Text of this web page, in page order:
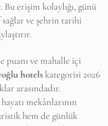
Bu erişim kolaylığı, günü
ve şehrin tarihi
puanı ve mahalle içi
hotelskategorisi 2026
arasındadır.
mekânlarının
hem de günlük